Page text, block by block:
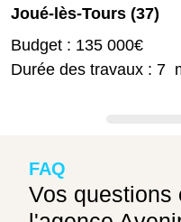
Joué-lès-Tours (37)
Budget : 135 000€
Durée des travaux : 7
FAQ
Vos questions